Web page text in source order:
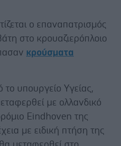
ο επαναπατρισμός
στο κρουαζιερόπλοιο
κρούσματα
υπουργείο Υγείας,
με ολλανδικό
Eindhoven της
με ειδική πτήση της